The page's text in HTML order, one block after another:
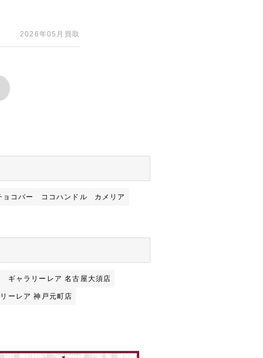
2026年05月買取
ョコバー ココハンドル カメリア
ギャラリーレア 名古屋大須店
ーレア 神戸元町店